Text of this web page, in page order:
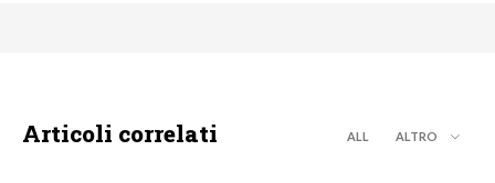
Articoli correlati ALL ALTRO